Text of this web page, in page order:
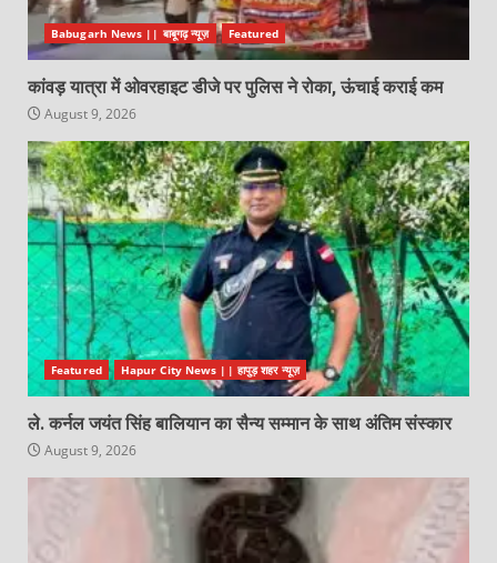
Babugarh News || बाबूगढ़ न्यूज़ Featured
कांवड़ यात्रा में ओवरहाइट डीजे पर पुलिस ने रोका, ऊंचाई कराई कम
August 9, 2026
Featured Hapur City News || हापुड़ शहर न्यूज़
ले. कर्नल जयंत सिंह बालियान का सैन्य सम्मान के साथ अंतिम संस्कार
August 9, 2026